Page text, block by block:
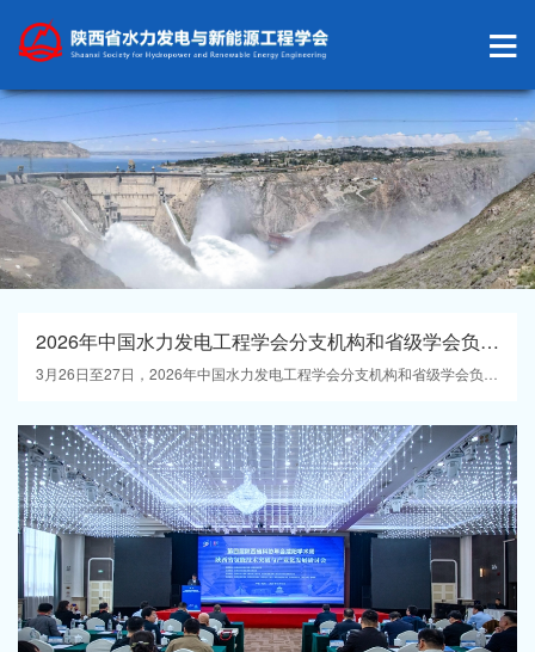
2026年中国水力发电工程学会分支机构和省级学会负责人工作会议在杭州召开 我学会获多项表彰